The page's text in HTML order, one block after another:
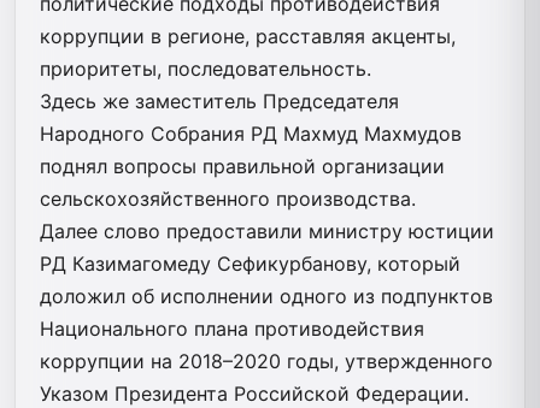
коррупции в регионе, расставляя акценты,
приоритеты, последовательность.
Здесь же заместитель Председателя
Народного Собрания РД Махмуд Махмудов
поднял вопросы правильной организации
сельскохозяйственного производства.
Далее слово предоставили министру юстиции
РД Казимагомеду Сефикурбанову, который
доложил об исполнении одного из подпунктов
Национального плана противодействия
коррупции на 2018–2020 годы, утвержденного
Указом Президента Российской Федерации.